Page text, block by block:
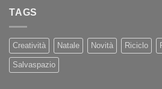
TAGS
Creatività Natale Novità Riciclo
Salvaspazio